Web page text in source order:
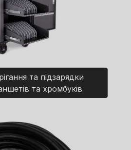
та підзарядки
та хромбуків